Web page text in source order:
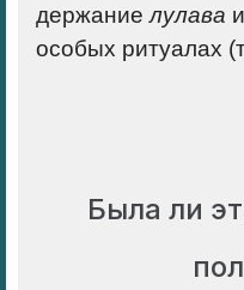
держаниелулава и
особых ритуалах
Была ли